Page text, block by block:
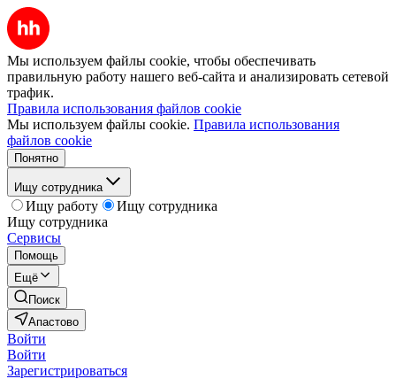
Мы используем файлы cookie, чтобы обеспечивать
правильную работу нашего веб-сайта и анализировать сетевой
трафик.
Правила использования файлов cookie
Мы используем файлы cookie. Правила использования
файлов cookie
Понятно
Ищу сотрудника
Ищу работу
Ищу сотрудника
Ищу сотрудника
Сервисы
Помощь
Ещё
Поиск
Апастово
Войти
Войти
Зарегистрироваться